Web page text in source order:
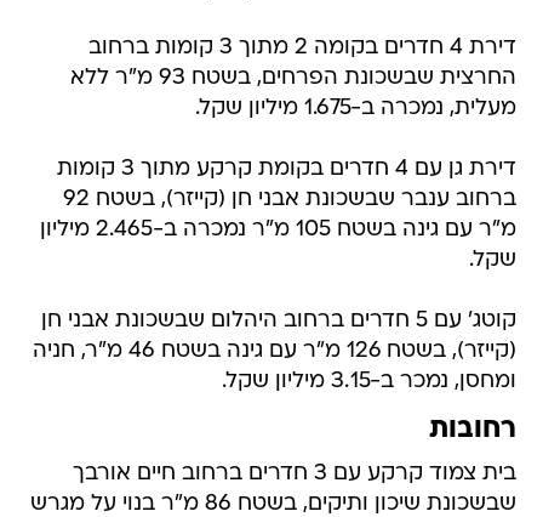
דירת 4 חדרים בקומה 2 מתוך 3 קומות ברחוב
החרצית שבשכונת הפרחים, בשטח 93 מ"ר ללא
מעלית, נמכרה ב-1.675 מיליון שקל.
דירת גן עם 4 חדרים בקומת קרקע מתוך 3 קומות
ברחוב ענבר שבשכונת אבני חן (קייזר), בשטח 92
מ"ר עם גינה בשטח 105 מ"ר נמכרה ב-2.465 מיליון
שקל.
קוטג' עם 5 חדרים ברחוב היהלום שבשכונת אבני חן
(קייזר), בשטח 126 מ"ר עם גינה בשטח 46 מ"ר, חניה
ומחסן, נמכר ב-3.15 מיליון שקל.
רחובות
בית צמוד קרקע עם 3 חדרים ברחוב חיים אורבך
שבשכונת שיכון ותיקים, בשטח 86 מ"ר בנוי על מגרש